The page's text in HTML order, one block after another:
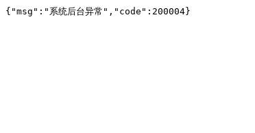
{"msg":"系统后台异常","code":200004}